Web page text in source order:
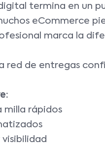
termina en un
eCommerce
marca la
red de entregas
milla rápidos